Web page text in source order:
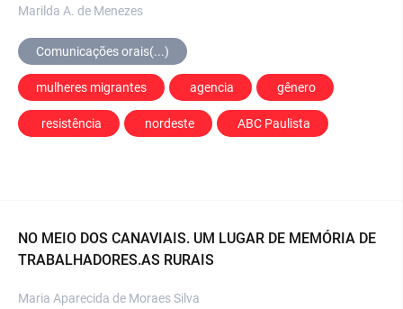
Marilda A. de Menezes
Comunicações orais(...)
mulheres migrantes agencia gênero
  resistência
nordeste ABC Paulista
NO MEIO DOS CANAVIAIS. UM LUGAR DE MEMÓRIA DE
TRABALHADORES.AS RURAIS
Maria Aparecida de Moraes Silva